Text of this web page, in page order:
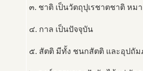
๓. ชาติ เป็นวัตถุปุเรชาตชาติ ห
๔. กาล เป็นปัจจุบัน
๕. สัตติ มีทั้ง ชนกสัตติ และอุปถั